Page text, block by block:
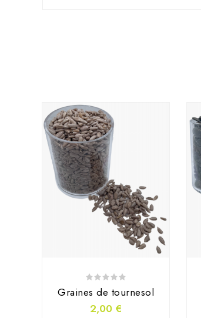
Graines de tournesol
2,00 €